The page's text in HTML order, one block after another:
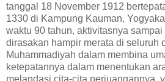
tanggal 18 November 1912
1330 di Kampung Kauman,
waktu 90 tahun, aktivitasnya
dirasakan hampir merata di seluruh
Muhammadiyah dalam membina
ketepatannya dalam menentukan
melandasi cita-cita perjuangannya,